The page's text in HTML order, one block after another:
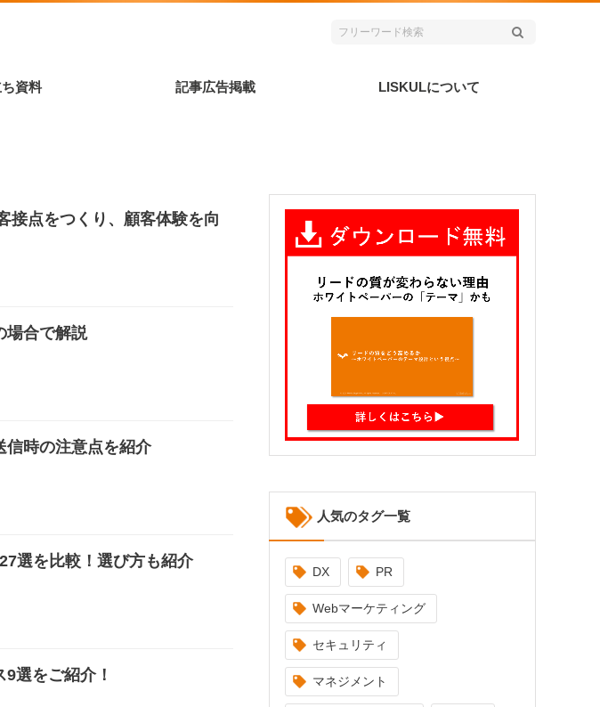
資料 記事広告掲載 LISKULについて
接点をつくり、顧客体験を向
場合で解説
信時の注意点を紹介
選を比較！選び方も紹介
選をご紹介！
人気のタグ一覧
DX PR
Webマーケティング
セキュリティ
マネジメント